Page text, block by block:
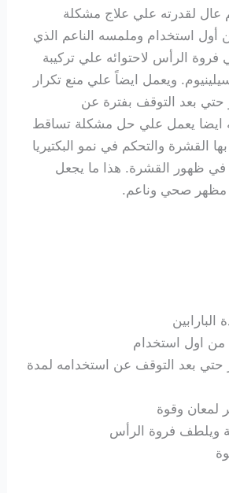
لقدرته علي علاج مشكلة
أول استخدام وملمسه الناعم الذي
الرأس لاحتوائه علي تركيبة
ويعمل ايضاً علي منع تكرار
بعد التوقف بفترة عن
ايضا يعمل علي حل مشكلة تساقط
القشرة والتحكم في نمو البكتيريا
في ظهور القشرة. هذا ما يجعل
صحي وناعم.
من اول استخدام
حتي بعد التوقف عن استخدامه لمدة
لمعان وقوة
ويلطف فروة الرأس